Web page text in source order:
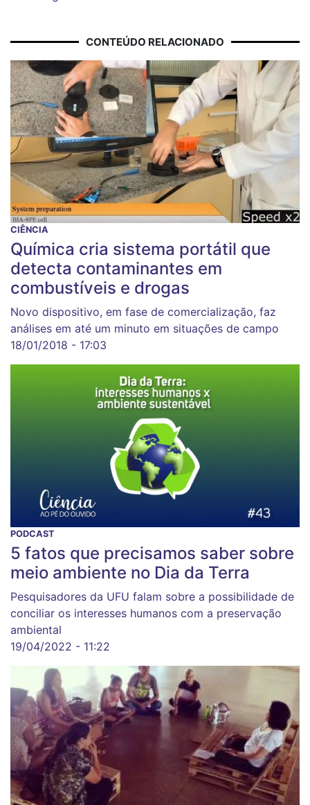
CONTEÚDO RELACIONADO
CIÊNCIA
Química cria sistema portátil que
detecta contaminantes em
combustíveis e drogas
Novo dispositivo, em fase de comercialização, faz
análises em até um minuto em situações de campo
18/01/2018 - 17:03
PODCAST
5 fatos que precisamos saber sobre
meio ambiente no Dia da Terra
Pesquisadores da UFU falam sobre a possibilidade de
conciliar os interesses humanos com a preservação
ambiental
19/04/2022 - 11:22